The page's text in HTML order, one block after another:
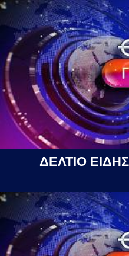
ΔΕΛΤΙΟ